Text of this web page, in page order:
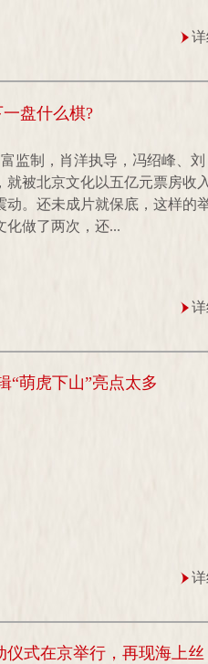
盘什么棋?
监制，肖洋执导，冯绍峰、刘
被北京文化以五亿元票房收入
动。还未成片就保底，这样的
化做了两次，还...
“萌虎下山”亮点太多
仪式在京举行，再现海上丝